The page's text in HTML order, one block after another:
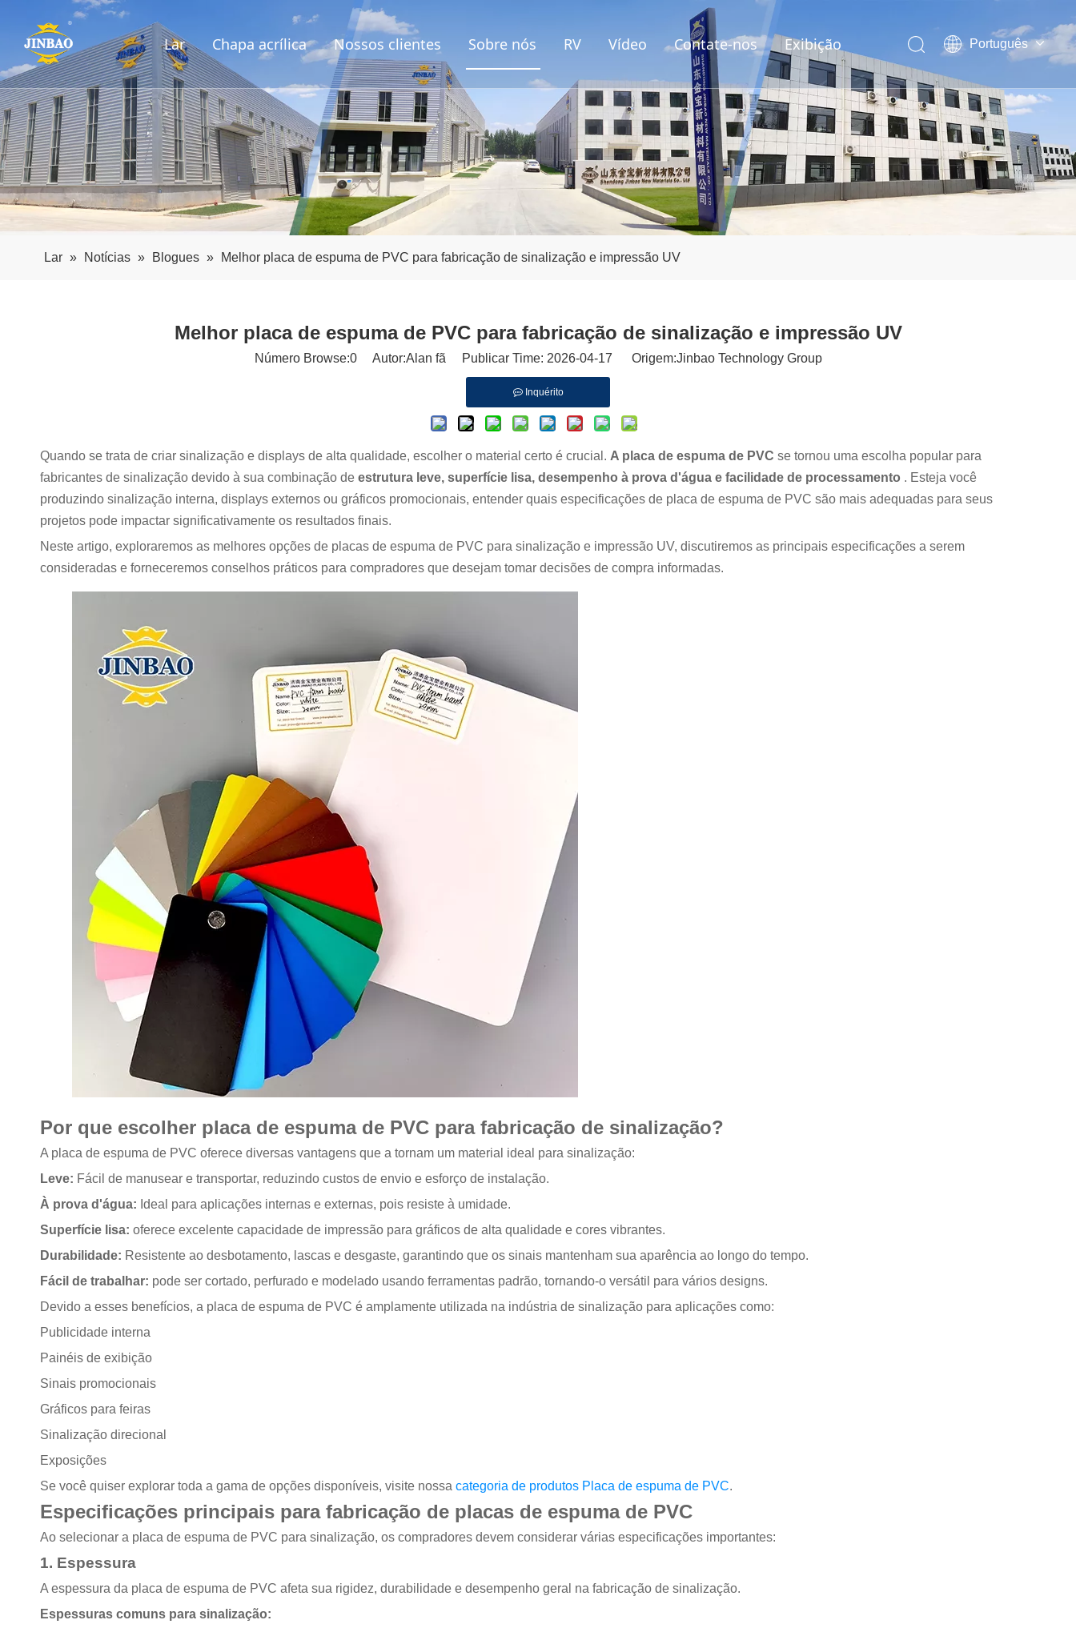
Lar Chapa acrílica Nossos clientes Sobre nós RV Vídeo Contate-nos Exibição Português
العربية
Pусский
Español
Lar » Notícias » Blogues » Melhor placa de espuma de PVC para fabricação de sinalização e impressão UV
Melhor placa de espuma de PVC para fabricação de sinalização e impressão UV
Número Browse:0Autor:Alan fã Publicar Time: 2026-04-17 Origem:Jinbao Technology Group
Inquérito
Quando se trata de criar sinalização e displays de alta qualidade, escolher o material certo é crucial. A placa de espuma de PVC se tornou uma escolha popular para
fabricantes de sinalização devido à sua combinação de estrutura leve, superfície lisa, desempenho à prova d'água e facilidade de processamento . Esteja você
produzindo sinalização interna, displays externos ou gráficos promocionais, entender quais especificações de placa de espuma de PVC são mais adequadas para seus
projetos pode impactar significativamente os resultados finais.
Neste artigo, exploraremos as melhores opções de placas de espuma de PVC para sinalização e impressão UV, discutiremos as principais especificações a serem
consideradas e forneceremos conselhos práticos para compradores que desejam tomar decisões de compra informadas.
Por que escolher placa de espuma de PVC para fabricação de sinalização?
A placa de espuma de PVC oferece diversas vantagens que a tornam um material ideal para sinalização:
Leve: Fácil de manusear e transportar, reduzindo custos de envio e esforço de instalação.
À prova d'água: Ideal para aplicações internas e externas, pois resiste à umidade.
Superfície lisa: oferece excelente capacidade de impressão para gráficos de alta qualidade e cores vibrantes.
Durabilidade: Resistente ao desbotamento, lascas e desgaste, garantindo que os sinais mantenham sua aparência ao longo do tempo.
Fácil de trabalhar: pode ser cortado, perfurado e modelado usando ferramentas padrão, tornando-o versátil para vários designs.
Devido a esses benefícios, a placa de espuma de PVC é amplamente utilizada na indústria de sinalização para aplicações como:
Publicidade interna
Painéis de exibição
Sinais promocionais
Gráficos para feiras
Sinalização direcional
Exposições
Se você quiser explorar toda a gama de opções disponíveis, visite nossa categoria de produtos Placa de espuma de PVC.
Especificações principais para fabricação de placas de espuma de PVC
Ao selecionar a placa de espuma de PVC para sinalização, os compradores devem considerar várias especificações importantes:
1. Espessura
A espessura da placa de espuma de PVC afeta sua rigidez, durabilidade e desempenho geral na fabricação de sinalização.
Espessuras comuns para sinalização: